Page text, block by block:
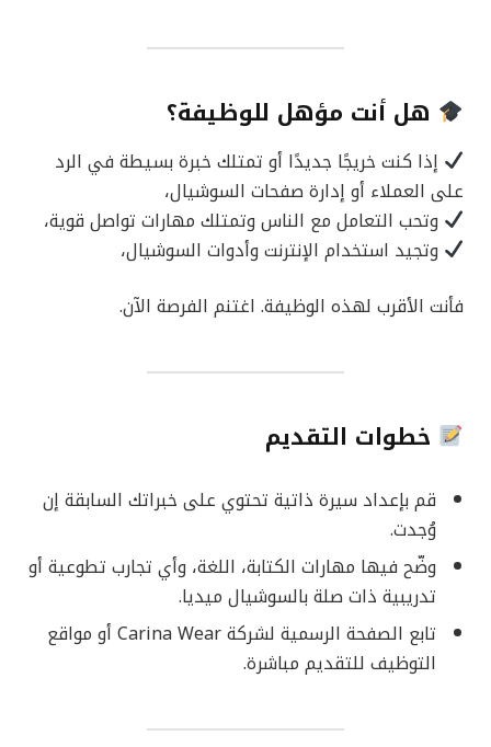
هل أنت مؤهل للوظيفة؟
إذا كنت خريجًا جديدًا أو تمتلك خبرة بسيطة في الرد
على العملاء أو إدارة صفحات السوشيال،
وتحب التعامل مع الناس وتمتلك مهارات تواصل قوية،
وتجيد استخدام الإنترنت وأدوات السوشيال،
فأنت الأقرب لهذه الوظيفة. اغتنم الفرصة الآن.
خطوات التقديم
قم بإعداد سيرة ذاتية تحتوي على خبراتك السابقة إن
وُجدت.
وضّح فيها مهارات الكتابة، اللغة، وأي تجارب تطوعية أو
تدريبية ذات صلة بالسوشيال ميديا.
تابع الصفحة الرسمية لشركة Carina Wear أو مواقع
التوظيف للتقديم مباشرة.